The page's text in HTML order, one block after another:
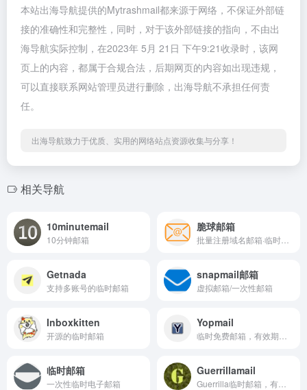
本站出海导航提供的Mytrashmail都来源于网络，不保证外部链
接的准确性和完整性，同时，对于该外部链接的指向，不由出
海导航实际控制，在2023年 5月 21日 下午9:21收录时，该网
页上的内容，都属于合规合法，后期网页的内容如出现违规，
可以直接联系网站管理员进行删除，出海导航不承担任何责
任。
出海导航致力于优质、实用的网络站点资源收集与分享！
相关导航
10minutemail
10分钟邮箱
脆球邮箱
Getnada
支持多账号的临时邮箱
snapmail邮箱
虚拟邮箱/一次性邮箱
Inboxkitten
开源的临时邮箱
Yopmail
临时邮箱
一次性临时电子邮箱
Guerrillamail